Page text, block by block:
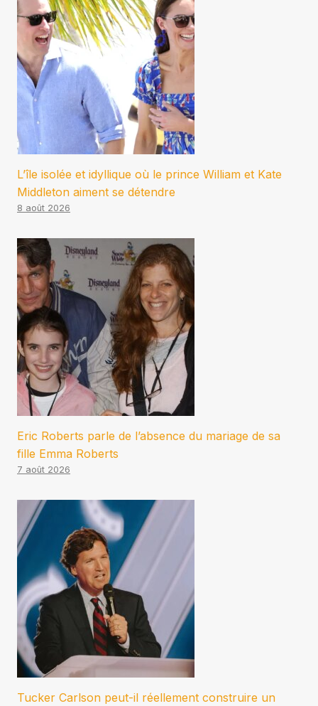
L’île isolée et idyllique où le prince William et Kate
Middleton aiment se détendre
8 août 2026
Eric Roberts parle de l’absence du mariage de sa
fille Emma Roberts
7 août 2026
Tucker Carlson peut-il réellement construire un